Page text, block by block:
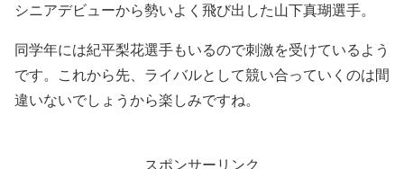
シニアデビューから勢いよく飛び出した山下真瑚選手。
同学年には紀平梨花選手もいるので刺激を受けているよう
です。これから先、ライバルとして競い合っていくのは間
違いないでしょうから楽しみですね。
スポンサーリンク